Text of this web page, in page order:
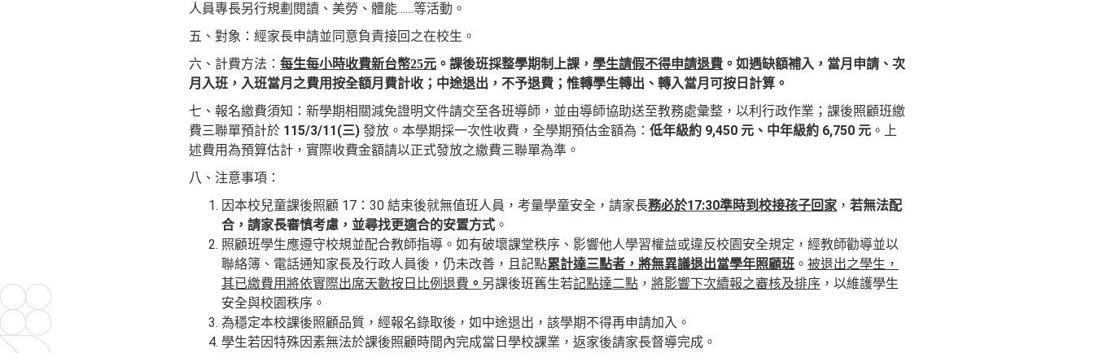
人員專長另行規劃閱讀、美勞、體能……等活動。
五、對象：經家長申請並同意負責接回之在校生。
六、 計費方法： 每生每小時收費新台幣25元 。課後班採整學期制上課， 學生請假不得申請退費 。如遇缺額補入，當月申請、次
月入班，入班當月之費用按全額月費計收；中途退出，不予退費；惟轉學生轉出、轉入當月可按日計算。
七、報名繳費須知：新學期相關減免證明文件請交至各班導師，並由導師協助送至教務處彙整，以利行政作業；課後照顧班繳
費三聯單預計於 115/3/11(三) 發放。本學期採一次性收費，全學期預估金額為： 低年級約 9,450 元、中年級約 6,750 元 。上
述費用為預算估計，實際收費金額請以正式發放之繳費三聯單為準。
八、注意事項：
因本校兒童課後照顧 17：30 結束後就無值班人員，考量學童安全，請家長務必於17:30準時到校接孩子回家 ， 若無法配
合，請家長審慎考慮，並尋找更適合的安置方式 。
照顧班學生應遵守校規並配合教師指導。如有破壞課堂秩序、影響他人學習權益或違反校園安全規定，經教師勸導並以
聯絡簿、電話通知家長及行政人員後，仍未改善，且記點累計達三點者，將無異議退出當學年照顧班 。 被退出之學生，
其已繳費用將依實際出席天數按日比例退費 。 另課後班舊生若記點達二點 ， 將影響下次續報之審核及排序 ，以維護學生
安全與校園秩序。
為穩定本校課後照顧品質，經報名錄取後，如中途退出，該學期不得再申請加入。
學生若因特殊因素無法於課後照顧時間內完成當日學校課業，返家後請家長督導完成。